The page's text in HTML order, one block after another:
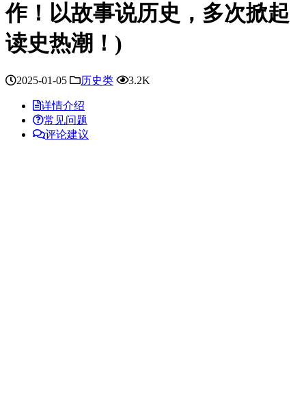
作！以故事说历史，多次掀起
读史热潮！)
2025-01-05 历史类 3.2K
详情介绍
常见问题
评论建议